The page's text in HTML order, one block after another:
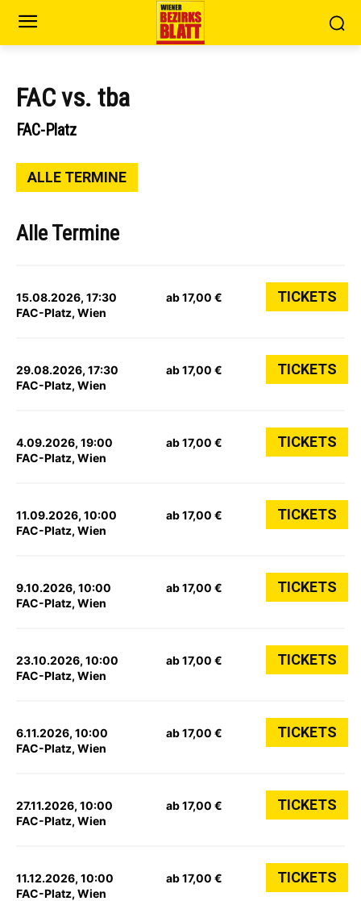
FAC vs. tba
FAC-Platz
ALLE TERMINE
Alle Termine
15.08.2026, 17:30
FAC-Platz, Wien
ab 17,00 € TICKETS
29.08.2026, 17:30
FAC-Platz, Wien
ab 17,00 € TICKETS
4.09.2026, 19:00
FAC-Platz, Wien
ab 17,00 € TICKETS
11.09.2026, 10:00
FAC-Platz, Wien
ab 17,00 € TICKETS
9.10.2026, 10:00
FAC-Platz, Wien
ab 17,00 € TICKETS
23.10.2026, 10:00
FAC-Platz, Wien
ab 17,00 € TICKETS
6.11.2026, 10:00
FAC-Platz, Wien
ab 17,00 € TICKETS
27.11.2026, 10:00
FAC-Platz, Wien
ab 17,00 € TICKETS
11.12.2026, 10:00
FAC-Platz, Wien
ab 17,00 € TICKETS